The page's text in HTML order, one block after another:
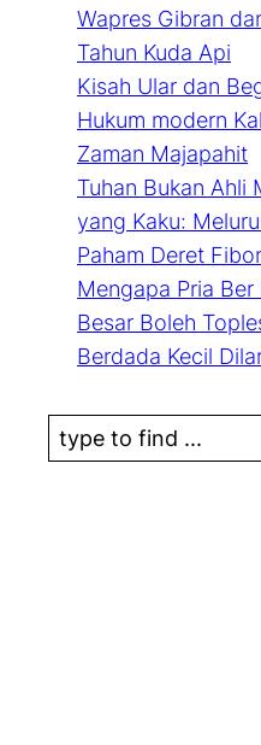
Wapres Gibran
Tahun Kuda Api
Kisah Ular dan
Hukum modern
Zaman Majapahit
Tuhan Bukan Ahli
yang Kaku:
Paham Deret
Mengapa Pria Ber
Besar Boleh
Berdada Kecil
S
e